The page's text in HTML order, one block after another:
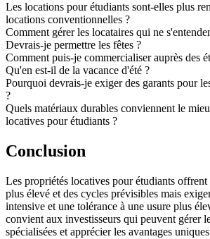
Les locations pour étudiants sont-elles plus
locations conventionnelles ?
Comment gérer les locataires qui ne
Devrais-je permettre les fêtes ?
Comment puis-je commercialiser auprès des
Qu'en est-il de la vacance d'été ?
Pourquoi devrais-je exiger des garants pour
?
Quels matériaux durables conviennent le
locatives pour étudiants ?
Conclusion
Les propriétés locatives pour étudiants
plus élevé et des cycles prévisibles mais
intensive et une tolérance à une usure plus
convient aux investisseurs qui peuvent gérer
spécialisées et apprécier les avantages